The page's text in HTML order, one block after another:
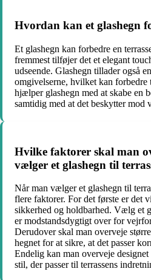
Hvordan kan et glashegn
Et glashegn kan forbedre en
fremmest tilføjer det et elegant
udseende. Glashegn tillader også
omgivelserne, hvilket kan forbedre
hjælper glashegn med at skabe en
samtidig med at det beskytter mod
Hvilke faktorer skal man
vælger et glashegn til
Når man vælger et glashegn til
flere faktorer. For det første er det
sikkerhed og holdbarhed. Vælg et
er modstandsdygtigt over for
Derudover skal man overveje
hegnet for at sikre, at det passer
Endelig kan man overveje
stil, der passer til terrassens